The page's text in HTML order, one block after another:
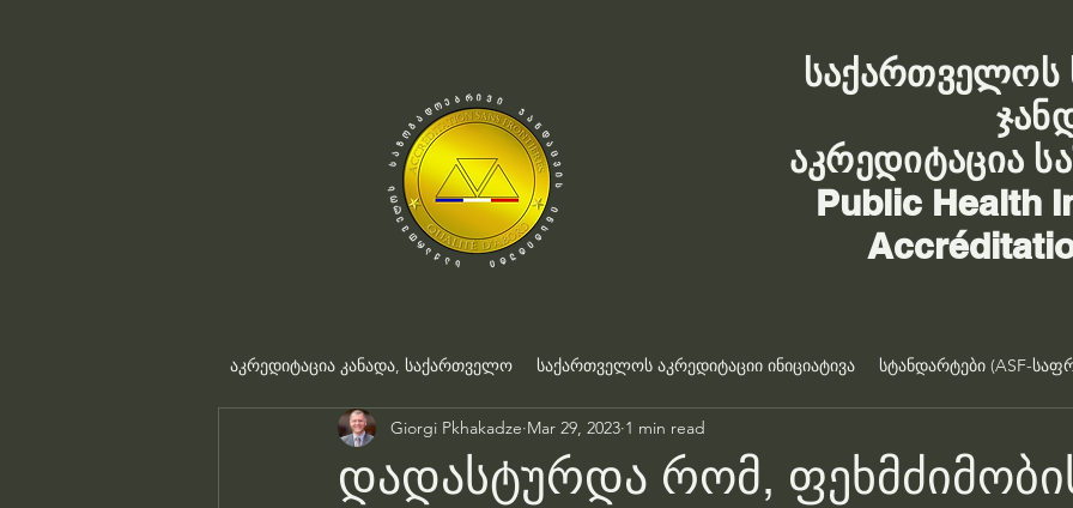
საქართველოს
აკრედიტაცია
Public Health
აკრედიტაცია კანადა, საქართველო საქართველოს აკრედიტაციი ინიციატივა სტანდარტები (ASF-
დადასტურდა რომ,
Giorgi Pkhakadze Mar 29, 2023 1 min read